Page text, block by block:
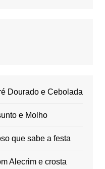
Dourado e Cebolada
e Molho
que sabe a festa
Alecrim e crosta